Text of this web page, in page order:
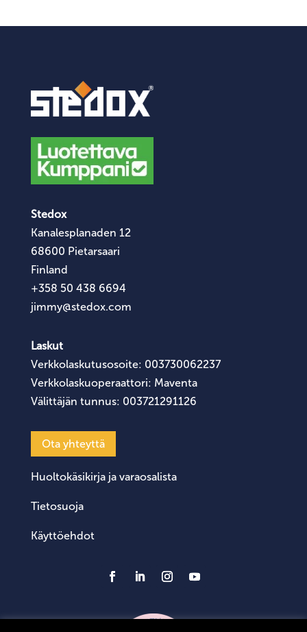
Stedox
Kanalesplanaden 12
68600 Pietarsaari
Finland
+358 50 438 6694
jimmy@stedox.com
Laskut
Verkkolaskutusosoite: 003730062237
Verkkolaskuoperaattori: Maventa
Välittäjän tunnus: 003721291126
Ota yhteyttä
Huoltokäsikirja ja varaosalista
Tietosuoja
Käyttöehdot